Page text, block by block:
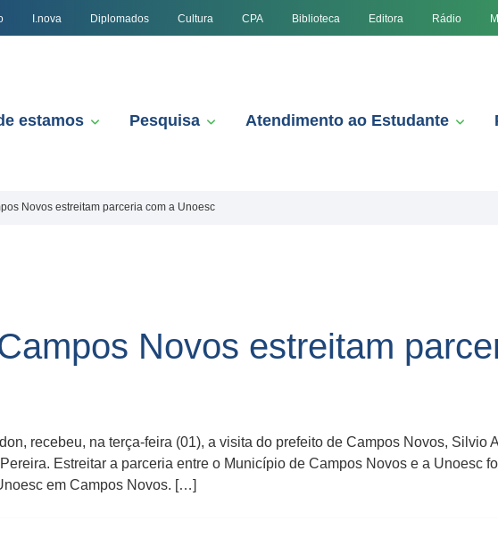
I.nova Diplomados Cultura CPA Biblioteca Editora Rádio
estamos Pesquisa Atendimento ao Estudante
Novos estreitam parceria com a Unoesc
Novos estreitam
recebeu, na terça-feira (01), a visita do prefeito de Campos Novos, Silvio
Estreitar a parceria entre o Município de Campos Novos e a Unoesc
em Campos Novos. […]